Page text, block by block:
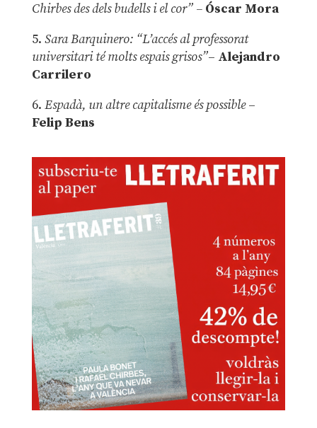
Chirbes des dels budells i el cor” –Óscar Mora
5. Sara Barquinero: “L’accés al professorat
universitari té molts espais grisos”– Alejandro
Carrilero
6. Espadà, un altre capitalisme és possible –
Felip Bens